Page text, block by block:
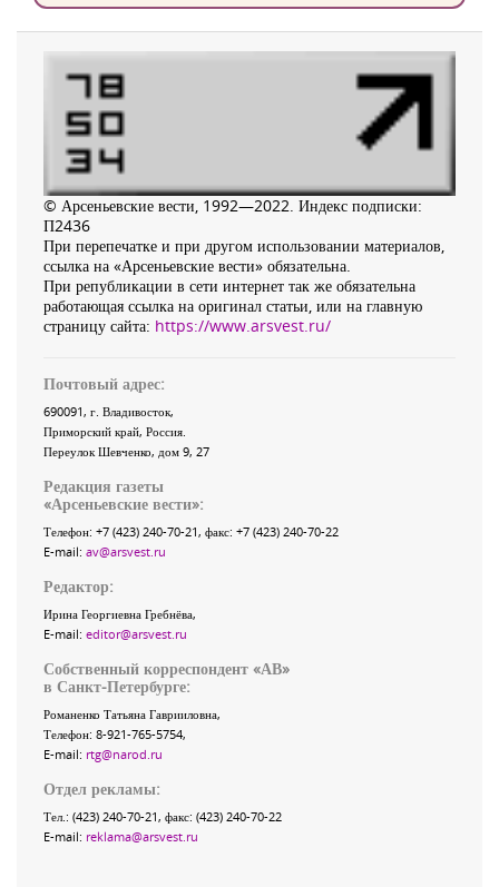
© Арсеньевские вести, 1992—2022. Индекс подписки:
П2436
При перепечатке и при другом использовании материалов,
ссылка на «Арсеньевские вести» обязательна.
При републикации в сети интернет так же обязательна
работающая ссылка на оригинал статьи, или на главную
страницу сайта: https://www.arsvest.ru/
Почтовый адрес:
690091, г. Владивосток,
Приморский край, Россия
Переулок Шевченко, дом 9, 27
Редакция газеты
«Арсеньевские вести»:
Телефон: +7 (423) 240-70-21, факс: +7 (423) 240-70-22
E-mail: av@arsvest.ru
Редактор:
Ирина Георгиевна Гребнёва,
E-mail: editor@arsvest.ru
Собственный корреспондент «АВ»
в Санкт-Петербурге:
Романенко Татьяна Гаврииловна,
Телефон: 8-921-765-5754,
E-mail: rtg@narod.ru
Отдел рекламы:
Тел.: (423) 240-70-21, факс: (423) 240-70-22
E-mail: reklama@arsvest.ru